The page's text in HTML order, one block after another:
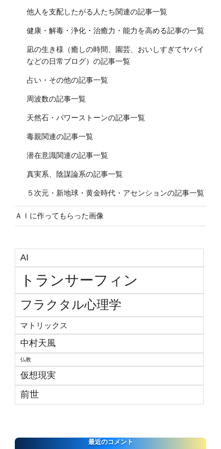
他人を支配したがる人たち関連の記事一覧
健康・解毒・浄化・治癒力・能力を高める記事の一覧
凪の生き様（癒しの時間、園芸、おいしすぎてヤバイ
などの日常ブログ）の記事一覧
占い・その他の記事一覧
周波数の記事一覧
天然石・パワーストーンの記事一覧
毒親関連の記事一覧
潜在意識関連の記事一覧
真実系、陰謀論系の記事一覧
５次元・新地球・黄金時代・アセンションの記事一覧
ＡＩに作ってもらった画像
AI
トランサーフィン
フラクタル心理学
マトリックス
中村天風
仏教
仮想現実
前世
最近のコメント